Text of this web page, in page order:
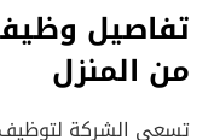
تفاصيل
من المنزل